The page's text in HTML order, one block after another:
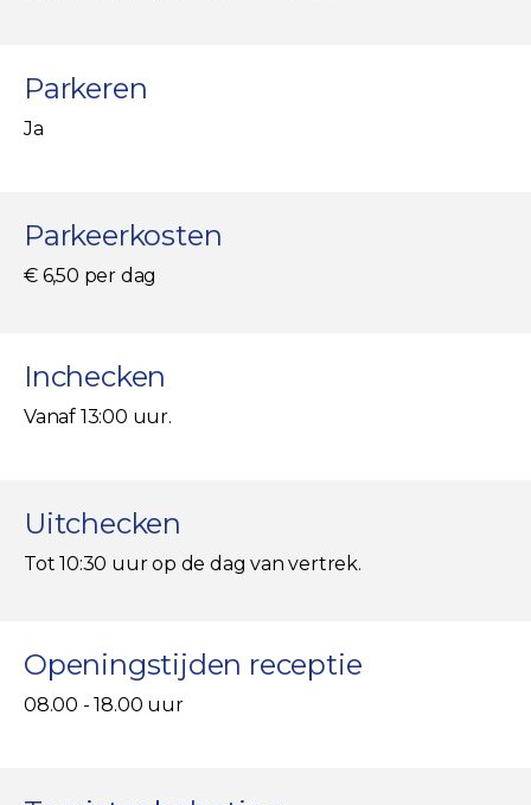
Parkeren
Ja
Parkeerkosten
€ 6,50 per dag
Inchecken
Vanaf 13:00 uur.
Uitchecken
Tot 10:30 uur op de dag van vertrek.
Openingstijden receptie
08.00 - 18.00 uur